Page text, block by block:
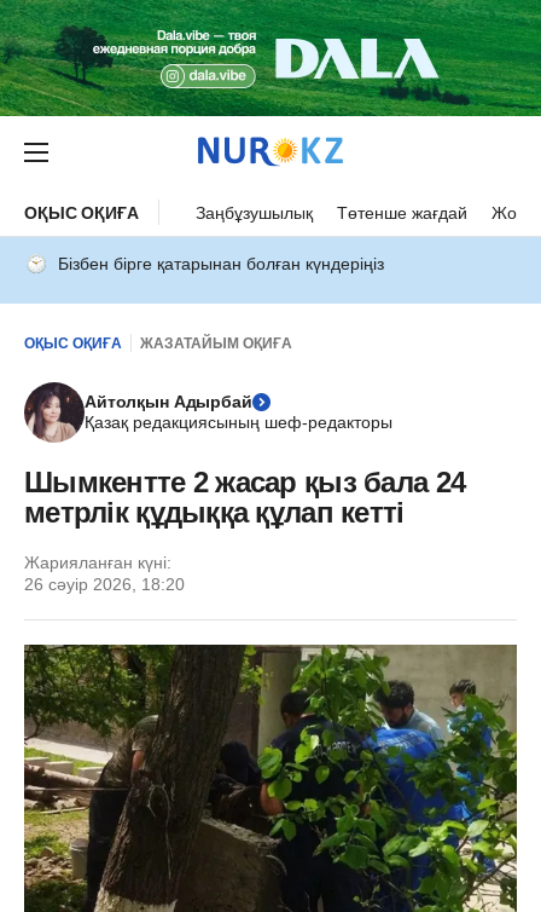
ОҚЫС ОҚИҒА Заңбұзушылық Төтенше жағдай Жол
Бізбен бірге қатарынан болған күндеріңіз
ОҚЫС ОҚИҒА ЖАЗАТАЙЫМ ОҚИҒА
Айтолқын Адырбай
Қазақ редакциясының шеф-редакторы
Шымкентте 2 жасар қыз бала 24
метрлік құдыққа құлап кетті
Жарияланған күні:
26 сәуір 2026, 18:20